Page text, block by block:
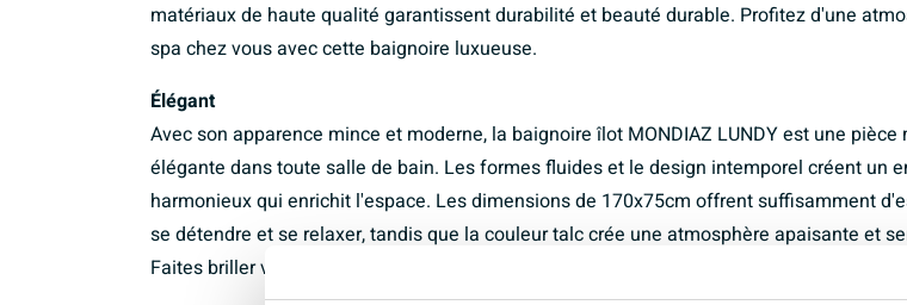
matériaux de haute qualité garantissent durabilité et beauté durable. Profitez d'une
spa chez vous avec cette baignoire luxueuse.
Élégant
Avec son apparence mince et moderne, la baignoire îlot MONDIAZ LUNDY est une pièce
élégante dans toute salle de bain. Les formes fluides et le design intemporel créent un
harmonieux qui enrichit l'espace. Les dimensions de 170x75cm offrent suffisamment
se détendre et se relaxer, tandis que la couleur talc crée une atmosphère apaisante et
Faites briller votre salle de bain avec cet ajout élégant.